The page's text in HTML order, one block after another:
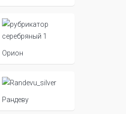
Орион
Рандеву